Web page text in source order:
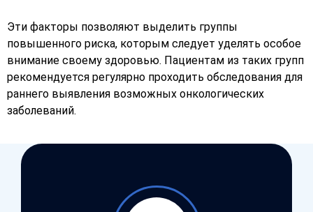
Эти факторы позволяют выделить группы
повышенного риска, которым следует уделять особое
внимание своему здоровью. Пациентам из таких групп
рекомендуется регулярно проходить обследования для
раннего выявления возможных онкологических
заболеваний.